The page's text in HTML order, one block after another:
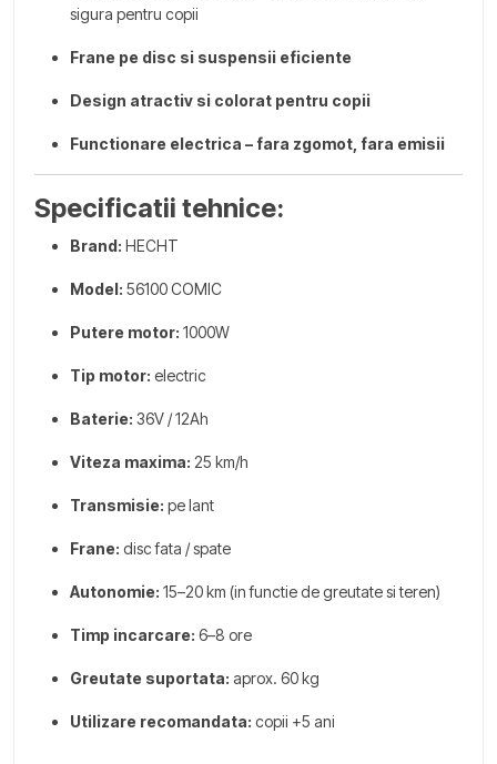
sigura pentru copii
Frane pe disc si suspensii eficiente
Design atractiv si colorat pentru copii
Functionare electrica – fara zgomot, fara emisii
Specificatii tehnice:
Brand: HECHT
Model: 56100 COMIC
Putere motor: 1000W
Tip motor: electric
Baterie: 36V / 12Ah
Viteza maxima: 25 km/h
Transmisie: pe lant
Frane: disc fata / spate
Autonomie: 15–20 km (in functie de greutate si teren)
Timp incarcare: 6–8 ore
Greutate suportata: aprox. 60 kg
Utilizare recomandata: copii +5 ani